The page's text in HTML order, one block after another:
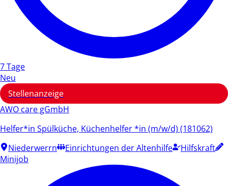
7 Tage
Neu
Stellenanzeige
AWO care gGmbH
Helfer*in Spülküche, Küchenhelfer *in (m/w/d) (181062)
Niederwerrn
Einrichtungen der Altenhilfe
Hilfskraft
Minijob